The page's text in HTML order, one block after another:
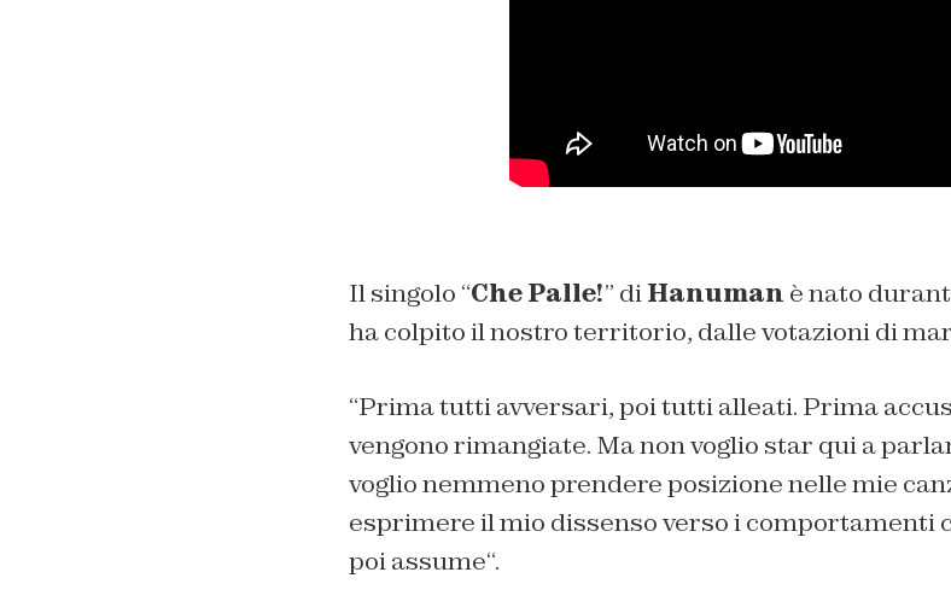
Il singolo “Che Palle!” diHanuman è nato
ha colpito il nostro territorio, dalle votazioni di
“Prima tutti avversari, poi tutti alleati. Prima
vengono rimangiate. Ma non voglio star qui a
voglio nemmeno prendere posizione nelle mie
esprimere il mio dissenso verso i comportamenti
poi assume“.